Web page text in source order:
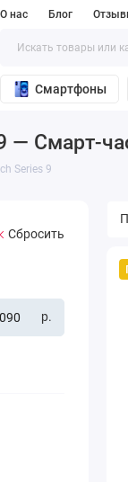
О нас Блог
Смартфоны
— Смарт-
Series 9
Сбросить
р.